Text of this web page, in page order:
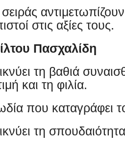
στις αξίες τους.
Πασχαλίδη
τη βαθιά
και τη φιλία.
που καταγράφει
τη